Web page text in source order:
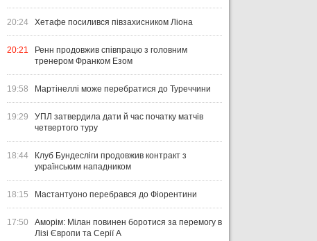
20:24 Хетафе посилився півзахисником Ліона
20:21
Ренн продовжив співпрацю з головним
тренером Франком Езом
19:58 Мартінеллі може перебратися до Туреччини
19:29
УПЛ затвердила дати й час початку матчів
четвертого туру
18:44
Клуб Бундесліги продовжив контракт з
українським нападником
18:15 Мастантуоно перебрався до Фіорентини
17:50
Аморім: Мілан повинен боротися за перемогу в
Лізі Європи та Серії А